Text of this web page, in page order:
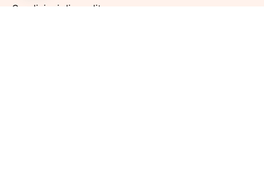
Condizioni di vendita